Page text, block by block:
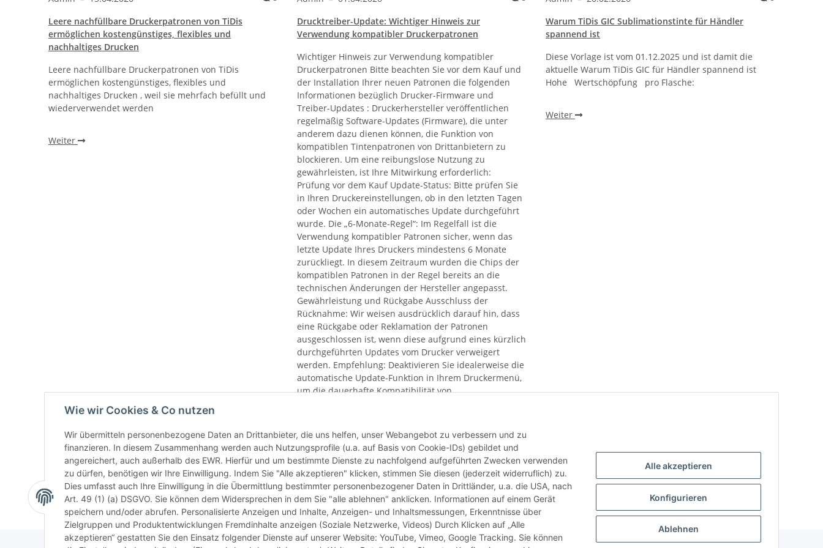
Leere nachfüllbare Druckerpatronen von TiDis
ermöglichen kostengünstiges, flexibles und
nachhaltiges Drucken
Leere nachfüllbare Druckerpatronen von TiDis
ermöglichen kostengünstiges, flexibles und
nachhaltiges Drucken , weil sie mehrfach befüllt und
wiederverwendet werden
Weiter
Drucktreiber-Update: Wichtiger Hinweis zur
Verwendung kompatibler Druckerpatronen
Wichtiger Hinweis zur Verwendung kompatibler
Druckerpatronen Bitte beachten Sie vor dem Kauf und
der Installation Ihrer neuen Patronen die folgenden
Informationen bezüglich Drucker-Firmware und
Treiber-Updates : Druckerhersteller veröffentlichen
regelmäßig Software-Updates (Firmware), die unter
anderem dazu dienen können, die Funktion von
kompatiblen Tintenpatronen von Drittanbietern zu
blockieren. Um eine reibungslose Nutzung zu
gewährleisten, ist Ihre Mitwirkung erforderlich:
Prüfung vor dem Kauf Update-Status: Bitte prüfen Sie
in Ihren Druckereinstellungen, ob in den letzten Tagen
oder Wochen ein automatisches Update durchgeführt
wurde. Die „6-Monate-Regel“: Im Regelfall ist die
Verwendung kompatibler Patronen sicher, wenn das
letzte Update Ihres Druckers mindestens 6 Monate
zurückliegt. In diesem Zeitraum wurden die Chips der
kompatiblen Patronen in der Regel bereits an die
technischen Änderungen der Hersteller angepasst.
Gewährleistung und Rückgabe Ausschluss der
Rücknahme: Wir weisen ausdrücklich darauf hin, dass
eine Rückgabe oder Reklamation der Patronen
ausgeschlossen ist, wenn diese aufgrund eines kürzlich
durchgeführten Updates vom Drucker verweigert
werden. Empfehlung: Deaktivieren Sie idealerweise die
automatische Update-Funktion in Ihrem Druckermenü,
um die dauerhafte Kompatibilität von
geprüft haben und das Risiko einer Blockierung durch
aktuelle Hersteller-Software bekannt ist.
Weiter
Warum TiDis GIC Sublimationstinte für Händler
spannend ist
Diese Vorlage ist vom 01.12.2025 und ist damit die
aktuelle Warum TiDis GIC für Händler spannend ist
Hohe Wertschöpfung pro Flasche:
Weiter
Wie wir Cookies & Co nutzen
Wir übermitteln personenbezogene Daten an Drittanbieter, die uns helfen, unser Webangebot zu verbessern und zu
finanzieren. In diesem Zusammenhang werden auch Nutzungsprofile (u.a. auf Basis von Cookie-IDs) gebildet und
angereichert, auch außerhalb des EWR. Hierfür und um bestimmte Dienste zu nachfolgend aufgeführten Zwecken verwenden
zu dürfen, benötigen wir Ihre Einwilligung. Indem Sie "Alle akzeptieren" klicken, stimmen Sie diesen (jederzeit widerruflich) zu.
Dies umfasst auch Ihre Einwilligung in die Übermittlung bestimmter personenbezogener Daten in Drittländer, u.a. die USA, nach
Art. 49 (1) (a) DSGVO. Sie können dem Widersprechen in dem Sie "alle ablehnen" anklicken. Informationen auf einem Gerät
speichern und/oder abrufen. Personalisierte Anzeigen und Inhalte, Anzeigen- und Inhaltsmessungen, Erkenntnisse über
Zielgruppen und Produktentwicklungen Fremdinhalte anzeigen (Soziale Netzwerke, Videos) Durch Klicken auf „Alle
akzeptieren“ gestatten Sie den Einsatz folgender Dienste auf unserer Website: YouTube, Vimeo, Google Tracking. Sie können
Alle akzeptieren
Konfigurieren
Ablehnen